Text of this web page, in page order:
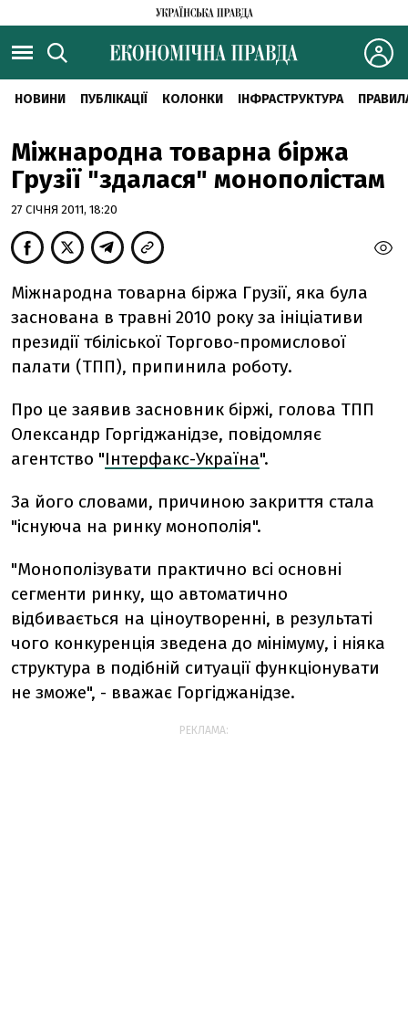
НОВИНИ ПУБЛІКАЦІЇ КОЛОНКИ ІНФРАСТРУКТУРА
Міжнародна товарна біржа
Грузії "здалася" монополістам
27 СІЧНЯ 2011, 18:20
Міжнародна товарна біржа Грузії, яка була
заснована в травні 2010 року за ініціативи
президії тбіліської Торгово-промислової
палати (ТПП), припинила роботу.
Про це заявив засновник біржі, голова ТПП
Олександр Горгіджанідзе, повідомляє
агентство "Інтерфакс-Україна".
За його словами, причиною закриття стала
"існуюча на ринку монополія".
"Монополізувати практично всі основні
сегменти ринку, що автоматично
відбивається на ціноутворенні, в результаті
чого конкуренція зведена до мінімуму, і ніяка
структура в подібній ситуації функціонувати
не зможе", - вважає Горгіджанідзе.
РЕКЛАМА: